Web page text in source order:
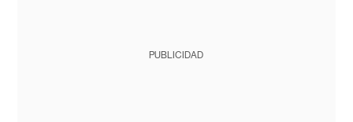
PUBLICIDAD